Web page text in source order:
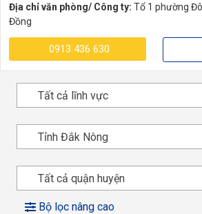
Địa chỉ văn phòng/ Công ty: Tổ 1 phường
Đồng
0913 436 630
Tất cả lĩnh vực
Tỉnh Đắk Nông
Tất cả quận huyện
Bộ lọc nâng cao